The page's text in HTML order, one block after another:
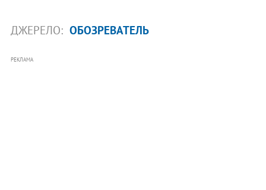
ДЖЕРЕЛО: ОБОЗРЕВАТЕЛЬ
РЕКЛАМА